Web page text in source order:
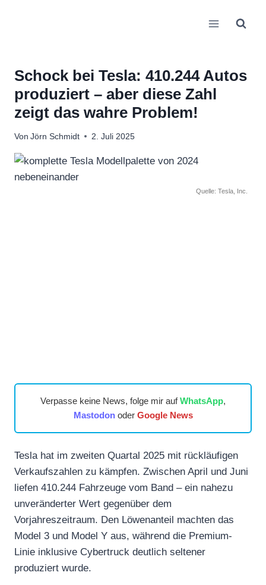
Schock bei Tesla: 410.244 Autos
produziert – aber diese Zahl
zeigt das wahre Problem!
Von Jörn Schmidt 2. Juli 2025
Quelle: Tesla, Inc.
Verpasse keine News, folge mir aufWhatsApp,
Mastodonoder Google News
Tesla hat im zweiten Quartal 2025 mit rückläufigen
Verkaufszahlen zu kämpfen. Zwischen April und Juni
liefen 410.244 Fahrzeuge vom Band – ein nahezu
unveränderter Wert gegenüber dem
Vorjahreszeitraum. Den Löwenanteil machten das
Model 3 und Model Y aus, während die Premium-
Linie inklusive Cybertruck deutlich seltener
produziert wurde.